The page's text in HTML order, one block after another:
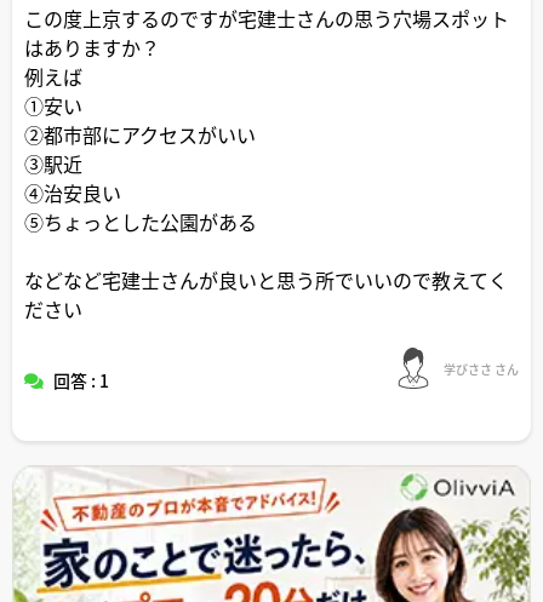
この度上京するのですが宅建士さんの思う穴場スポット
はありますか？
例えば
①安い
②都市部にアクセスがいい
③駅近
④治安良い
⑤ちょっとした公園がある
などなど宅建士さんが良いと思う所でいいので教えてく
ださい
回答 : 1 学びささ さん